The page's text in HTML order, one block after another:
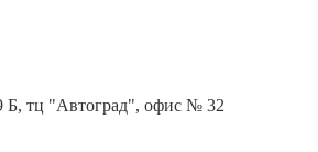
Б, тц "Автоград", офис № 32